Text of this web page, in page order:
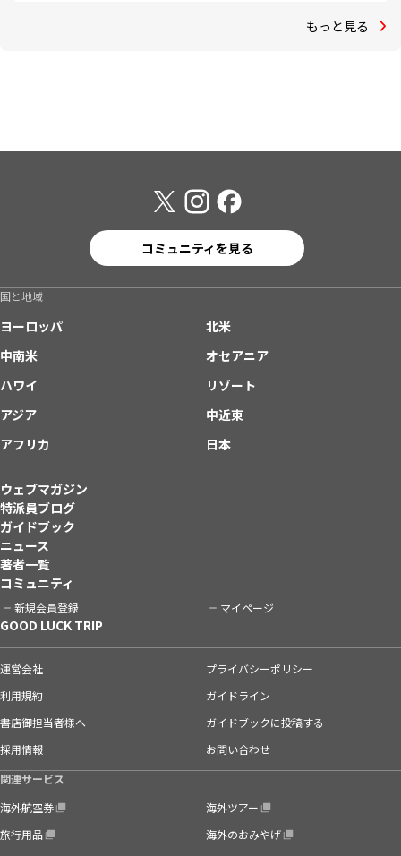
もっと見る
コミュニティを見る
国と地域
ヨーロッパ
北米
中南米
オセアニア
ハワイ
リゾート
アジア
中近東
アフリカ
日本
ウェブマガジン
特派員ブログ
ガイドブック
ニュース
著者一覧
コミュニティ
新規会員登録 マイページ
GOOD LUCK TRIP
運営会社
プライバシーポリシー
利用規約
ガイドライン
書店御担当者様へ
ガイドブックに投稿する
採用情報
お問い合わせ
関連サービス
海外航空券
海外ツアー
旅行用品
海外のおみやげ